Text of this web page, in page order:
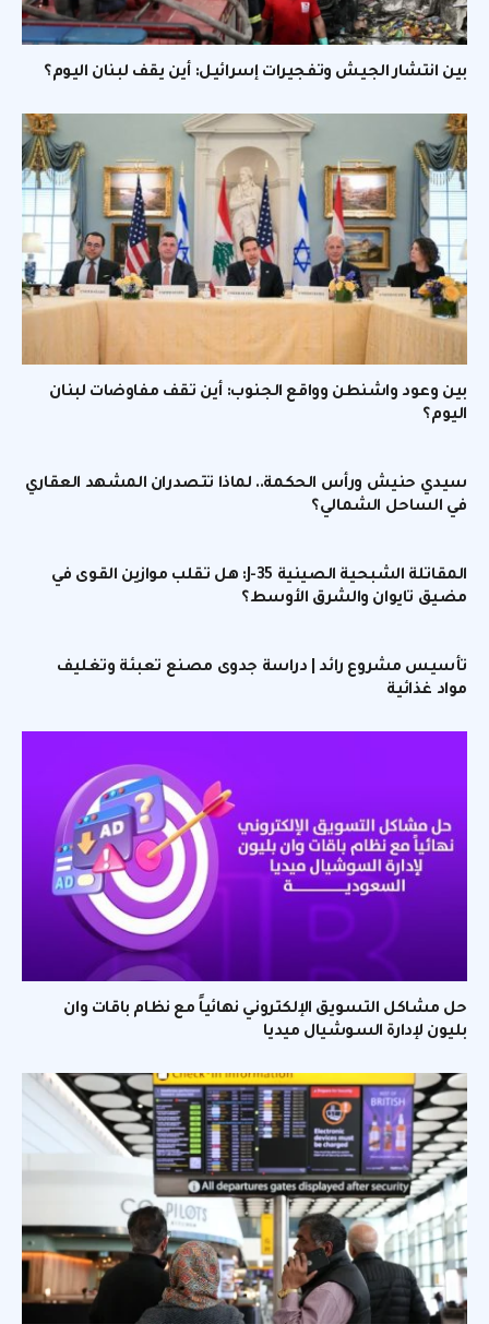
بين انتشار الجيش وتفجيرات إسرائيل: أين يقف لبنان اليوم؟
بين وعود واشنطن وواقع الجنوب: أين تقف مفاوضات لبنان
اليوم؟
سيدي حنيش ورأس الحكمة.. لماذا تتصدران المشهد العقاري
في الساحل الشمالي؟
المقاتلة الشبحية الصينية J-35: هل تقلب موازين القوى في
مضيق تايوان والشرق الأوسط؟
تأسيس مشروع رائد | دراسة جدوى مصنع تعبئة وتغليف
مواد غذائية
حل مشاكل التسويق الإلكتروني نهائياً مع نظام باقات وان
بليون لإدارة السوشيال ميديا